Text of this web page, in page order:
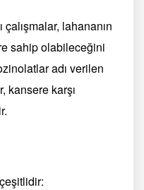
çalışmalar, lahananın
sahip olabileceğini
adı verilen
kansere karşı